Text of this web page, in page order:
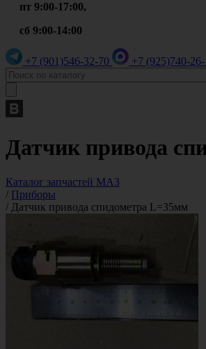
пт 9:00-17:00,
сб 9:00-14:00
+7 (901)546-32-70 +7 (925)740-
Датчик привода
Каталог запчастей МАЗ
/ Приборы
/ Датчик привода спидометра L=35мм